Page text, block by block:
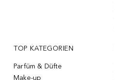
TOP KATEGORIEN
Parfüm & Düfte
Make-up